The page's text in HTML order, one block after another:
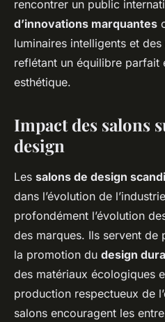
rencontrer un public
d’innovations marquantes
luminaires intelligents et
reflétant un équilibre parfait
esthétique.
Impact des salons
design
Les salons de design
dans l’évolution de
profondément l’évolution
des marques. Ils servent de
la promotion du design
des matériaux écologiques
production respectueux de
salons encouragent les